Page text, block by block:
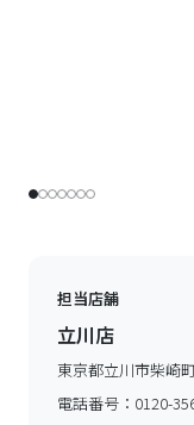
担当店舗
立川店
東京都立川市柴崎
電話番号： 0120-